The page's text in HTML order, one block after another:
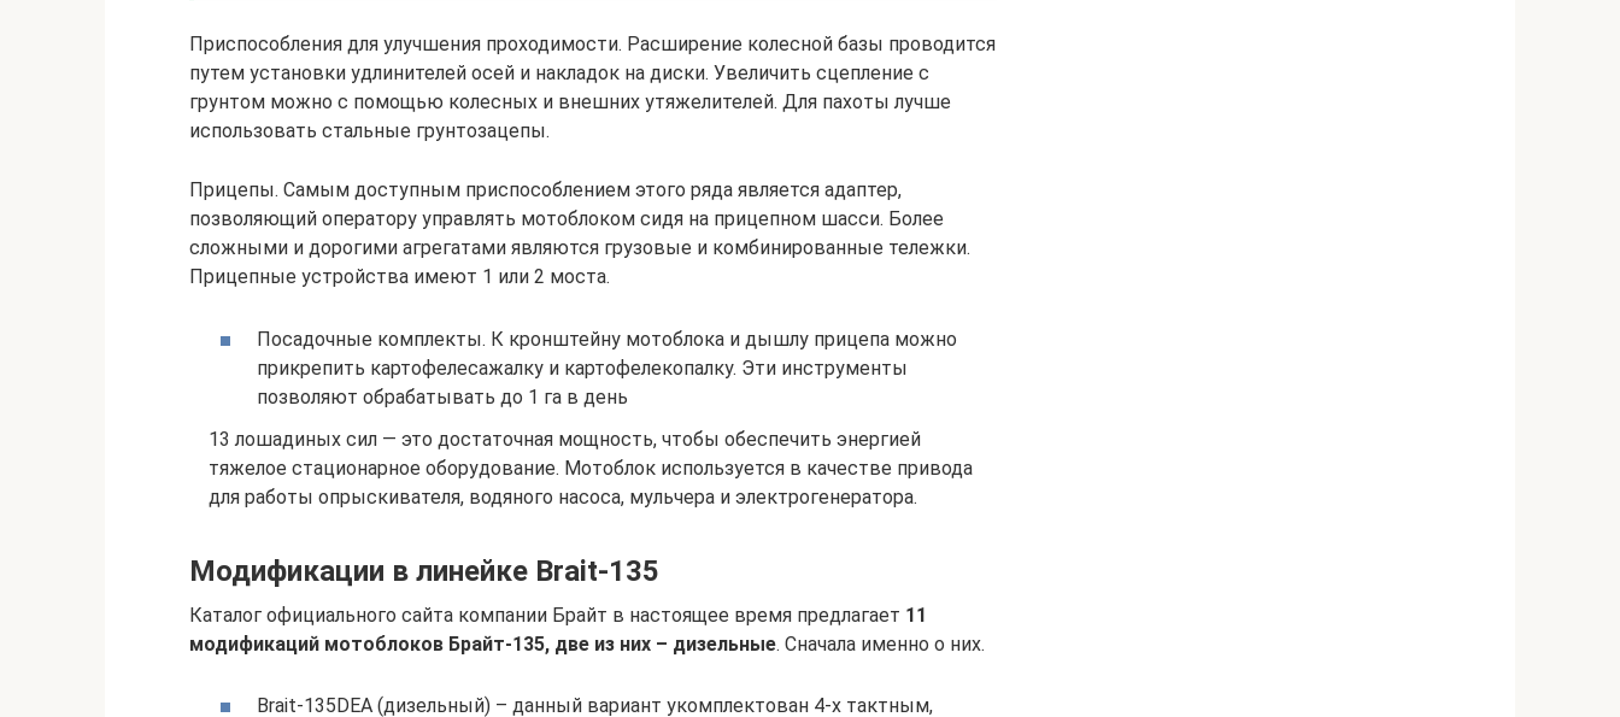
Приспособления для улучшения проходимости. Расширение колесной базы проводится
путем установки удлинителей осей и накладок на диски. Увеличить сцепление с
грунтом можно с помощью колесных и внешних утяжелителей. Для пахоты лучше
использовать стальные грунтозацепы.
Прицепы. Самым доступным приспособлением этого ряда является адаптер,
позволяющий оператору управлять мотоблоком сидя на прицепном шасси. Более
сложными и дорогими агрегатами являются грузовые и комбинированные тележки.
Прицепные устройства имеют 1 или 2 моста.
Посадочные комплекты. К кронштейну мотоблока и дышлу прицепа можно
прикрепить картофелесажалку и картофелекопалку. Эти инструменты
позволяют обрабатывать до 1 га в день
13 лошадиных сил — это достаточная мощность, чтобы обеспечить энергией
тяжелое стационарное оборудование. Мотоблок используется в качестве привода
для работы опрыскивателя, водяного насоса, мульчера и электрогенератора.
Модификации в линейке Brait-135
Каталог официального сайта компании Брайт в настоящее время предлагает 11
модификаций мотоблоков Брайт-135, две из них – дизельные. Сначала именно о них.
Brait-135DEA (дизельный) – данный вариант укомплектован 4-х тактным,